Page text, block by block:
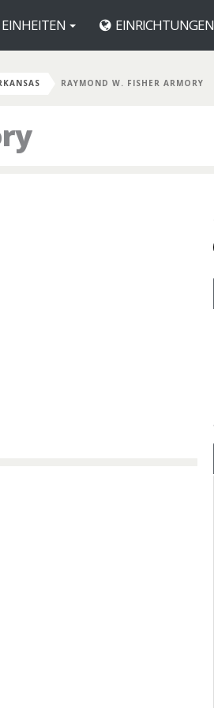
EINHEITEN EINRICHTUNGEN
RAYMOND W. FISHER ARMORY